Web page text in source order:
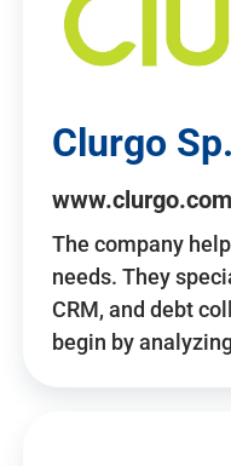
Clurgo
www.clurgo.com
The company
needs. They
CRM, and debt
begin by